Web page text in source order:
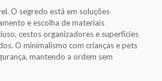
O segredo está em soluções
e escolha de materiais
cestos organizadores e superfícies
O minimalismo com crianças e pets
mantendo a ordem sem